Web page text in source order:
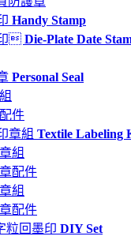
Handy Stamp
 Die-Plate Date
Personal Seal
件
章組 Textile Labeling
組
配件
組
配件
粒回墨印 DIY Set